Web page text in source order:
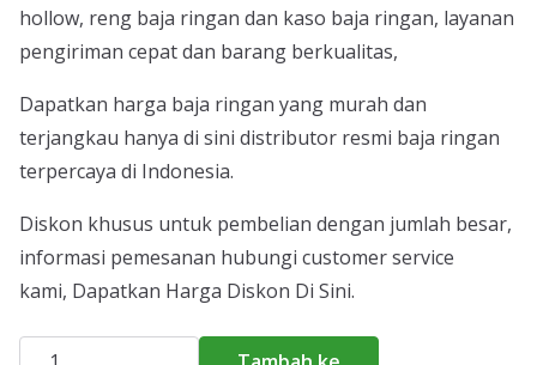
hollow, reng baja ringan dan kaso baja ringan, layanan
pengiriman cepat dan barang berkualitas,
Dapatkan harga baja ringan yang murah dan
terjangkau hanya di sini distributor resmi baja ringan
terpercaya di Indonesia.
Diskon khusus untuk pembelian dengan jumlah besar,
informasi pemesanan hubungi customer service
kami, Dapatkan Harga Diskon Di Sini.
Kuantitas